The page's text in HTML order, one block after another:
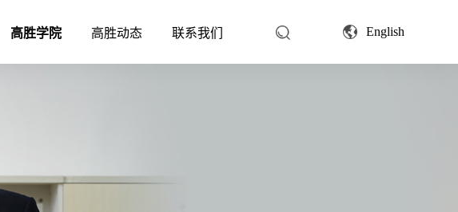
高胜学院 高胜动态 联系我们 English